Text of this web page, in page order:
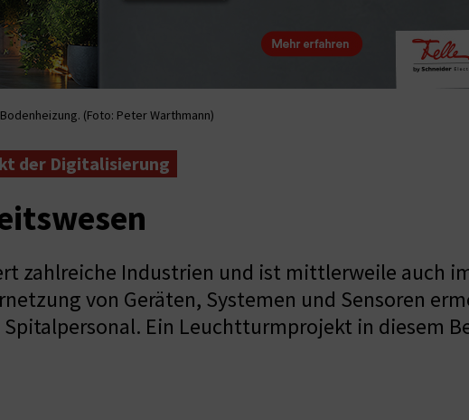
(Foto: Peter Warthmann)
der Digitalisierung
zahlreiche Industrien und ist mittlerweile auch
von Geräten, Systemen und Sensoren
Ein Leuchtturmprojekt in diesem